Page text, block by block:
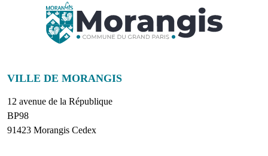
VILLE DE MORANGIS
12 avenue de la République
BP98
91423 Morangis Cedex